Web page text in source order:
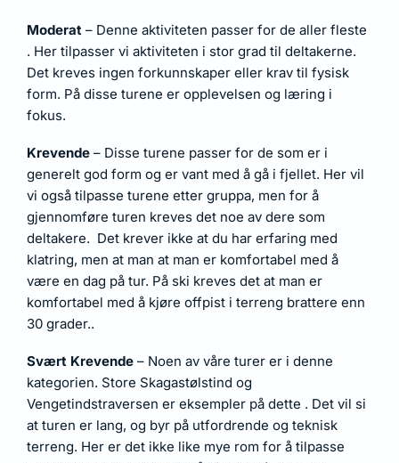
Moderat – Denne aktiviteten passer for de aller fleste
. Her tilpasser vi aktiviteten i stor grad til deltakerne.
Det kreves ingen forkunnskaper eller krav til fysisk
form. På disse turene er opplevelsen og læring i
fokus.
Krevende – Disse turene passer for de som er i
generelt god form og er vant med å gå i fjellet. Her vil
vi også tilpasse turene etter gruppa, men for å
gjennomføre turen kreves det noe av dere som
deltakere. Det krever ikke at du har erfaring med
klatring, men at man at man er komfortabel med å
være en dag på tur. På ski kreves det at man er
komfortabel med å kjøre offpist i terreng brattere enn
30 grader..
Svært Krevende – Noen av våre turer er i denne
kategorien. Store Skagastølstind og
Vengetindstraversen er eksempler på dette . Det vil si
at turen er lang, og byr på utfordrende og teknisk
terreng. Her er det ikke like mye rom for å tilpasse